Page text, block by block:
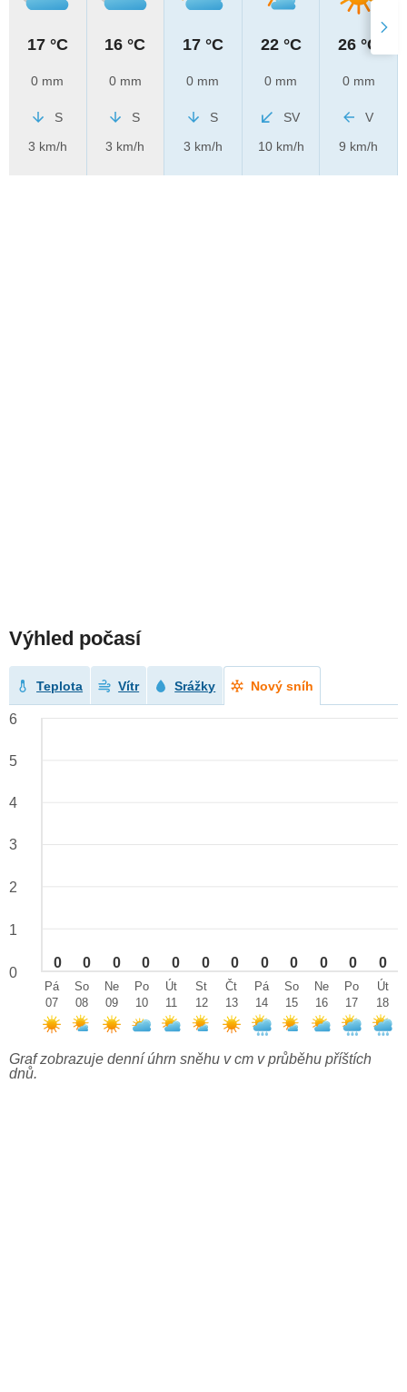
17 °C
0 mm
S
3 km/h
16 °C
0 mm
S
3 km/h
17 °C
0 mm
S
3 km/h
22 °C
0 mm
SV
10 km/h
26 °C
0 mm
V
9 km/h
Výhled počasí
Teplota Vítr Srážky Nový sníh
0 0 0 0 0 0 0 0 0 0 0 0
6
5
4
3
2
1
0
Pá
07
So
08
Ne
09
Po
10
Út
11
St
12
Čt
13
Pá
14
So
15
Ne
16
Po
17
Út
18
Graf zobrazuje denní úhrn sněhu v cm v průběhu příštích
dnů.